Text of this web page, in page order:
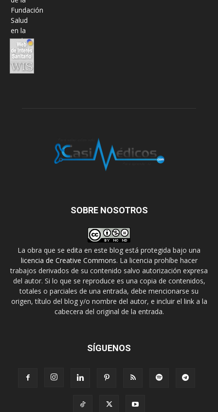
SOBRE NOSOTROS
La obra que se edita en este blog está protegida bajo una
licencia de Creative Commons. La licencia prohíbe hacer
trabajos derivados de su contenido salvo autorización expresa
del autor. Si lo que se reproduce es una copia de contenidos,
totales o parciales de una entrada, debe mencionarse su
origen, título del blog y/o nombre del autor, e incluir el link a la
cabecera del original de la entrada.
SÍGUENOS